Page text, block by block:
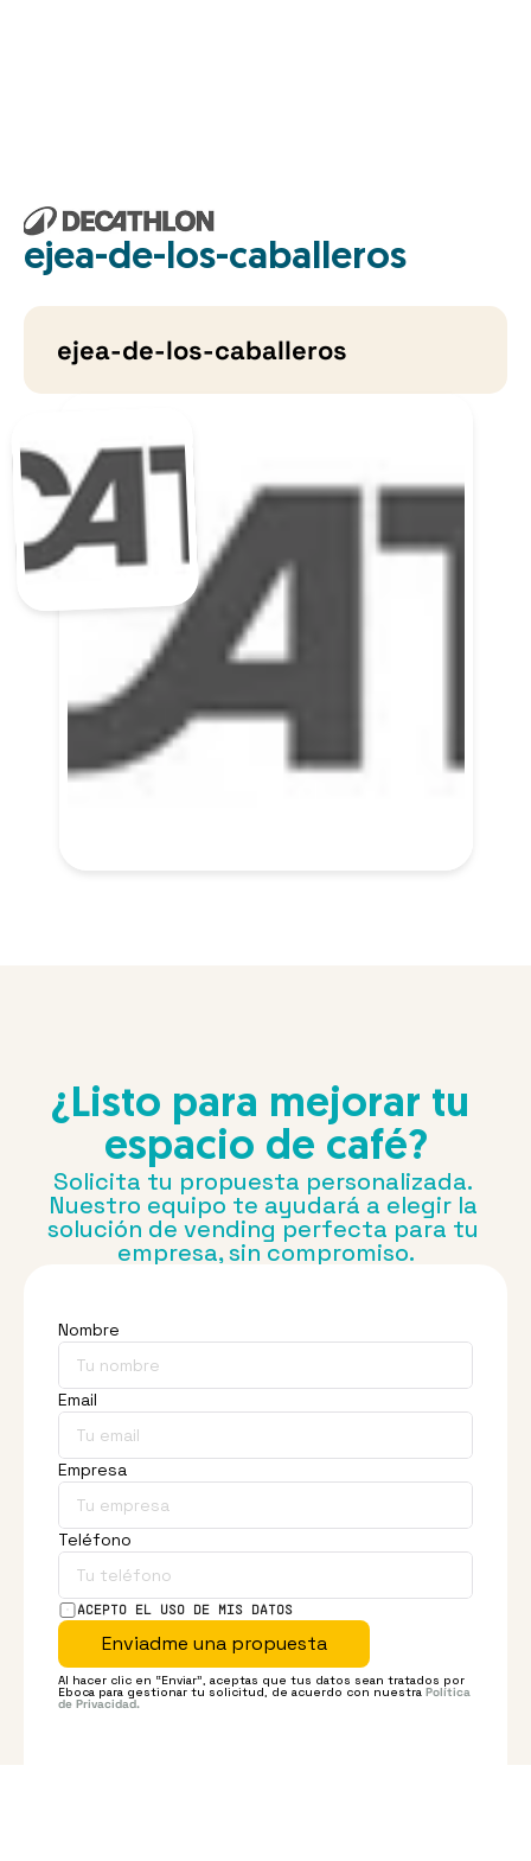
ejea-de-los-caballeros
ejea-de-los-caballeros
¿Listo para mejorar tu
espacio de café?
Solicita tu propuesta personalizada.
Nuestro equipo te ayudará a elegir la
solución de vending perfecta para tu
empresa, sin compromiso.
Nombre
Email
Empresa
Teléfono
ACEPTO EL USO DE MIS DATOS
Enviadme una propuesta
Al hacer clic en “Enviar”, aceptas que tus datos sean tratados por
Eboca para gestionar tu solicitud, de acuerdo con nuestra Política
de Privacidad.